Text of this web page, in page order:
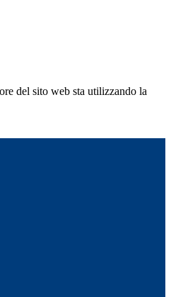
del sito web sta utilizzando la